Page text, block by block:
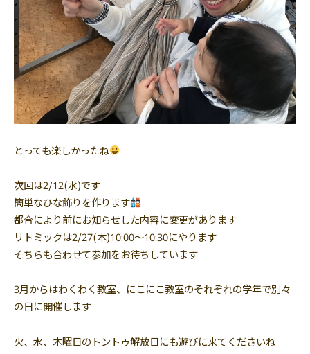
とっても楽しかったね
次回は2/12(水)です
簡単なひな飾りを作ります
都合により前にお知らせした内容に変更があります
リトミックは2/27(木)10:00〜10:30にやります
そちらも合わせて参加をお待ちしています
3月からはわくわく教室、にこにこ教室のそれぞれの学年で別々
の日に開催します
火、水、木曜日のトントゥ解放日にも遊びに来てくださいね